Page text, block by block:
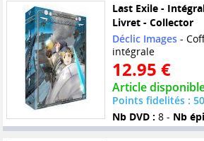
Last Exile -
Livret - Collector
Déclic Images-
intégrale
12.95 €
Article
Points fidelités : 50
Nb DVD : 8 - Nb